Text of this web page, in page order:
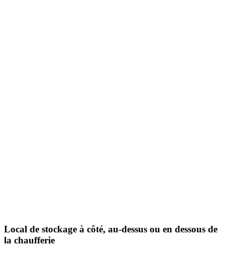
Local de stockage à côté, au-dessus ou en dessous de
la chaufferie